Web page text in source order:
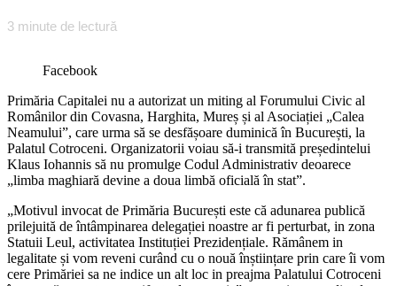
3 minute de lectură
Facebook
Primăria Capitalei nu a autorizat un miting al Forumului Civic al
Românilor din Covasna, Harghita, Mureș și al Asociației „Calea
Neamului”, care urma să se desfășoare duminică în București, la
Palatul Cotroceni. Organizatorii voiau să-i transmită președintelui
Klaus Iohannis să nu promulge Codul Administrativ deoarece
„limba maghiară devine a doua limbă oficială în stat”.
„Motivul invocat de Primăria București este că adunarea publică
prilejuită de întâmpinarea delegației noastre ar fi perturbat, in zona
Statuii Leul, activitatea Instituției Prezidențiale. Rămânem in
legalitate și vom reveni curând cu o nouă înștiințare prin care îi vom
cere Primăriei sa ne indice un alt loc in preajma Palatului Cotroceni